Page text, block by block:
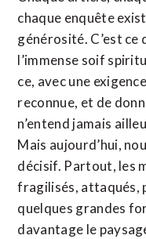
chaque enquête
générosité. C’est ce
l’immense soif
ce, avec une
reconnue, et de
n’entend jamais
Mais aujourd’hui,
décisif. Partout, les
fragilisés, attaqués,
quelques grandes
davantage le